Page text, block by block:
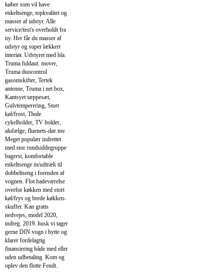
køber som vil have
enkeltsenge, topkvalitet og
masser af udstyr. Alle
service/test's overholdt fra
ny. Her får du masser af
udstyr og super lækkert
interiør. Udstyret med bla.
Truma fuldaut. mover,
Truma duocontrol
gasomskifter, Tertek
antenne, Truma i net box,
Kantsyet tæppesæt,
Gulvtemperering, Stort
køl/frost, Thule
cykelholder, TV holder,
alufælge, fluenets-dør mv.
Meget populær indrettet
med stor rundsiddegruppe
bagerst, komfortable
enkeltsenge m/udtræk til
dobbeltseng i forenden af
vognen. Flot badeværelse
overfor køkken med stort
køl/frys og brede køkken-
skuffer. Kan gratis
nedvejes, model 2020,
indreg. 2019. husk vi tager
gerne DIN vogn i bytte og
klarer fordelagtig
finansiering både med eller
uden udbetaling. Kom og
oplev den flotte Fendt.